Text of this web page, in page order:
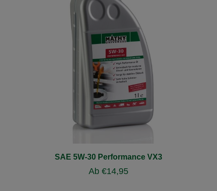
SAE 5W-30 Performance VX3
Ab €14,95